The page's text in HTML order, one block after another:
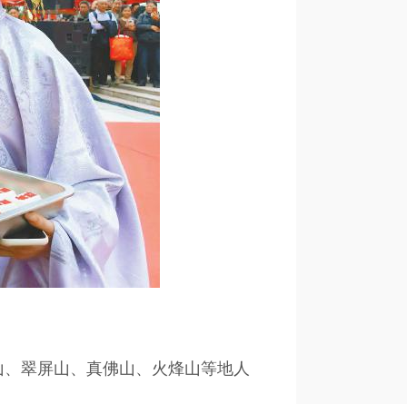
翠屏山、真佛山、火烽山等地人